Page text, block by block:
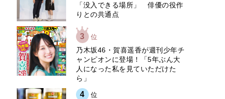
「没入できる場所」 俳優の役作
りとの共通点
3 位
乃木坂46・賀喜遥香が週刊少年チ
ャンピオンに登場！「5年ぶん大
人になった私を見ていただけた
ら」
4 位